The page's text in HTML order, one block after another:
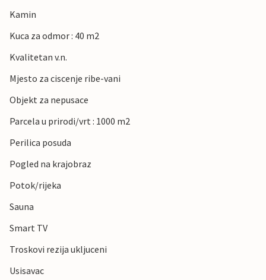
Kamin
Kuca za odmor : 40 m2
Kvalitetan v.n.
Mjesto za ciscenje ribe-vani
Objekt za nepusace
Parcela u prirodi/vrt : 1000 m2
Perilica posuda
Pogled na krajobraz
Potok/rijeka
Sauna
Smart TV
Troskovi rezija ukljuceni
Usisavac